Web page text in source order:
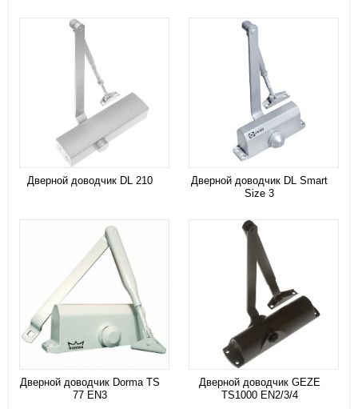
Дверной доводчик DL 210
Дверной доводчик DL Smart
Size 3
Дверной доводчик Dorma TS
77 EN3
Дверной доводчик GEZE
TS1000 EN2/3/4